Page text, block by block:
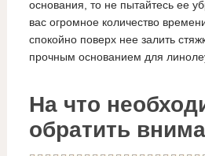
основания, то не пытайтесь ее
вас огромное количество
спокойно поверх нее залить
прочным основанием для
На что
обратить